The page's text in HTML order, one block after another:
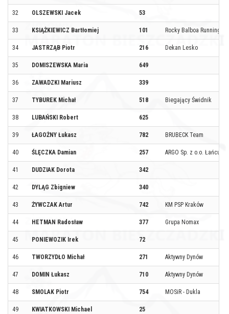
32 OLSZEWSKI Jacek 53
33 KSIĄŻKIEWICZ Bartłomiej 101 Rocky Balboa Running
34 JASTRZĄB Piotr 216 Dekan Lesko
35 DOMISZEWSKA Maria 649
36 ZAWADZKI Mariusz 339
37 TYBUREK Michał 518 Biegający Świdnik
38 LUBAŃSKI Robert 625
39 ŁAGOŻNY Łukasz 782 BRUBECK Team
40 ŚLĘCZKA Damian 257 ARGO Sp. z o.o. Łańcut /
41 DUDZIAK Dorota 342
42 DYLĄG Zbigniew 340
43 ŻYWCZAK Artur 742 KM PSP Kraków
44 HETMAN Radosław 377 Grupa Nomax
45 PONIEWOZIK Irek 72
46 TWORZYDŁO Michał 271 Aktywny Dynów
47 DOMIN Łukasz 710 Aktywny Dynów
48 SMOLAK Piotr 754 MOSiR - Dukla
49 KWIATKOWSKI Michael 25